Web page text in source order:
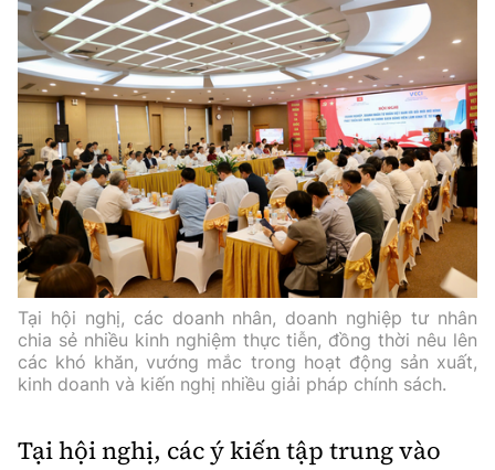
Tại hội nghị, các doanh nhân, doanh nghiệp tư nhân
chia sẻ nhiều kinh nghiệm thực tiễn, đồng thời nêu lên
các khó khăn, vướng mắc trong hoạt động sản xuất,
kinh doanh và kiến nghị nhiều giải pháp chính sách.
Tại hội nghị, các ý kiến tập trung vào